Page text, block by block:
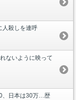
人殺しを連呼
ないように映って
、日本は30万…歴